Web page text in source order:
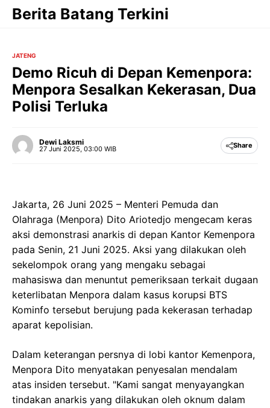
Langsung
Berita Batang Terkini
JATENG
Demo Ricuh di Depan Kemenpora:
Menpora Sesalkan Kekerasan, Dua
Polisi Terluka
Dewi Laksmi
27 Juni 2025, 03:00 WIB Share
Jakarta, 26 Juni 2025 – Menteri Pemuda dan
Olahraga (Menpora) Dito Ariotedjo mengecam keras
aksi demonstrasi anarkis di depan Kantor Kemenpora
pada Senin, 21 Juni 2025. Aksi yang dilakukan oleh
sekelompok orang yang mengaku sebagai
mahasiswa dan menuntut pemeriksaan terkait dugaan
keterlibatan Menpora dalam kasus korupsi BTS
Kominfo tersebut berujung pada kekerasan terhadap
aparat kepolisian.
Dalam keterangan persnya di lobi kantor Kemenpora,
Menpora Dito menyatakan penyesalan mendalam
atas insiden tersebut. "Kami sangat menyayangkan
tindakan anarkis yang dilakukan oleh oknum dalam